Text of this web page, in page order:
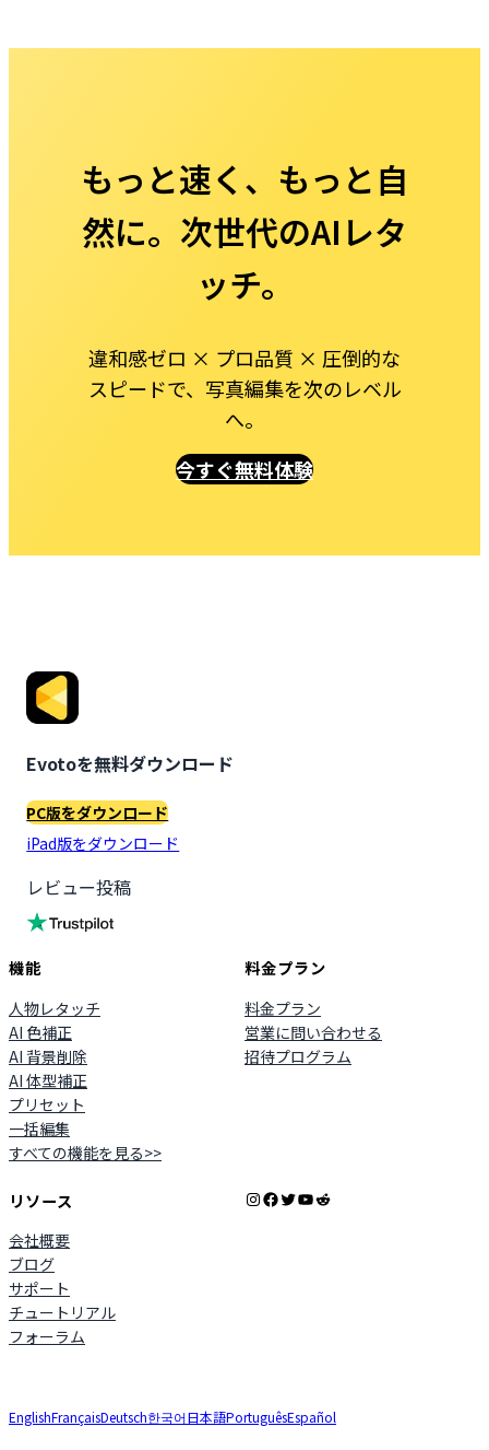
もっと速く、もっと自
然に。次世代のAIレタ
ッチ。
違和感ゼロ × プロ品質 × 圧倒的な
スピードで、写真編集を次のレベル
へ。
今すぐ無料体験
Evotoを無料ダウンロード
PC版をダウンロード
iPad版をダウンロード
レビュー投稿
機能
人物レタッチ
AI 色補正
AI 背景削除
AI 体型補正
プリセット
一括編集
すべての機能を見る>>
料金プラン
料金プラン
営業に問い合わせる
招待プログラム
リソース
会社概要
ブログ
サポート
チュートリアル
フォーラム
Instagram
Facebook
X YouTube
Reddit
EnglishFrançaisDeutsch한국어日本語PortuguêsEspañol